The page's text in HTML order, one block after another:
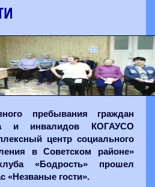
пребывания граждан
и инвалидов КОГАУСО
центр социального
в Советском районе»
«Бодрость» прошел
«Незваные гости».